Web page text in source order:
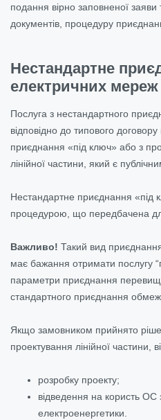
подання вірно заповненої заяви
документів, процедуру
Нестандартне
електричних мереж
Послуга з нестандартного
відповідно до типового
приєднання «під ключ» або з
лінійної частини, який є
Нестандартне приєднання «під
процедурою, що передбачена
Важливо! Такий вид
має бажання отримати послугу
параметри приєднання
стандартного приєднання
Якщо замовником прийнято
проектування лінійної частини,
розробку проекту;
відведення на користь ОС
електроенергетики.